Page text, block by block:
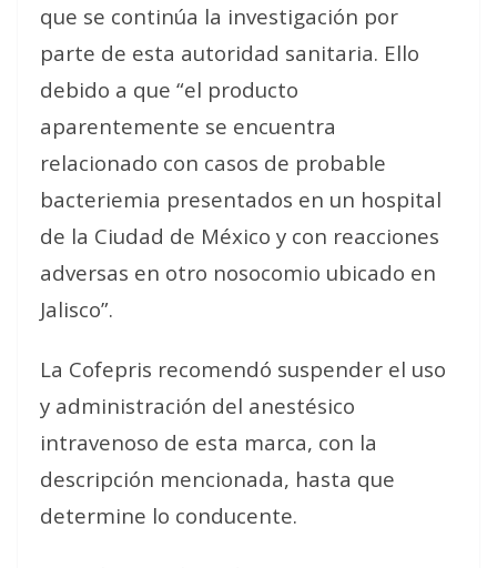
que se continúa la investigación por
parte de esta autoridad sanitaria. Ello
debido a que “el producto
aparentemente se encuentra
relacionado con casos de probable
bacteriemia presentados en un hospital
de la Ciudad de México y con reacciones
adversas en otro nosocomio ubicado en
Jalisco”.
La Cofepris recomendó suspender el uso
y administración del anestésico
intravenoso de esta marca, con la
descripción mencionada, hasta que
determine lo conducente.